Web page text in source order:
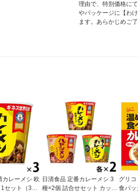
理由で、特別価格に
やパッケージに【わ
ます。あらかじめご了
カレーメシ 欧
ット（3
日清食品 定番カレーメシ 3
種×2個 詰合せセット カップ
グリ
食パッ